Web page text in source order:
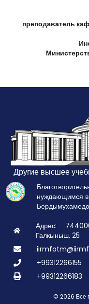
преподаватель
Другие высшее
нуждающимся в
Адрес:
Галкыныш, 25
+99312266155
+99312266183
© 2026 Все